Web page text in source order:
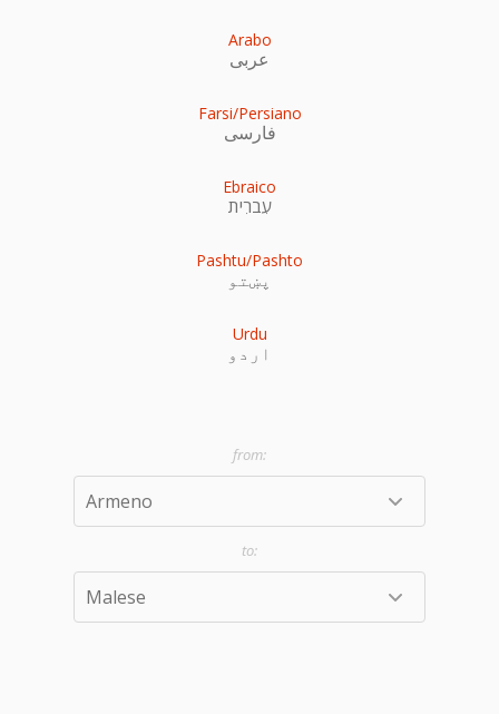
Arabo
عربى
Farsi/Persiano
فارسی
Ebraico
עִברִית
Pashtu/Pashto
پښتو
Urdu
اردو